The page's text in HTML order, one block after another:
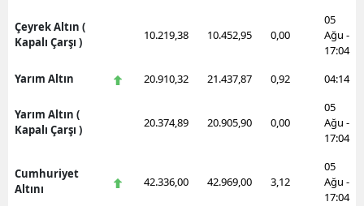
Çeyrek Altın (
Kapalı Çarşı )
10.219,38 10.452,95 0,00
05
Ağu -
17:04
Yarım Altın
20.910,32 21.437,87 0,92 04:14
Yarım Altın (
Kapalı Çarşı )
20.374,89 20.905,90 0,00
05
Ağu -
17:04
Cumhuriyet
Altını
42.336,00 42.969,00 3,12
05
Ağu -
17:04